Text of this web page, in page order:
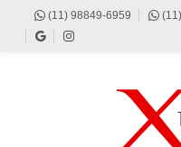
(11) 98849-6959